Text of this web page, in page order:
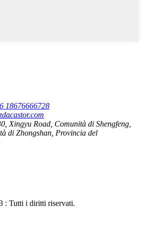
18676666728
Xingyu Road, Comunità di Shengfeng,
di Zhongshan, Provincia del
: Tutti i diritti riservati.